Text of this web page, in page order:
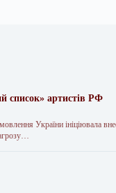
список» артистів РФ
України ініціювала